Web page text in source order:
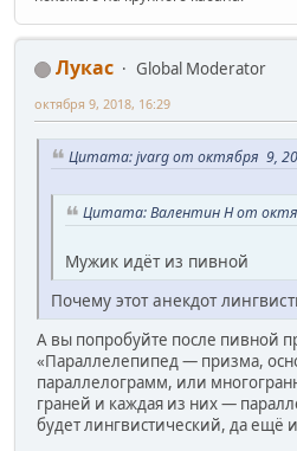
Лукас
Global Moderator
октября 9, 2018, 16:29
Цитата: jvarg от октября 9,
Цитата: Валентин Н от
Мужик идёт из пивной
Почему этот анекдот
А вы попробуйте после пивной
«Параллелепипед — призма,
параллелограмм, или
граней и каждая из них —
будет лингвистический, да ещё